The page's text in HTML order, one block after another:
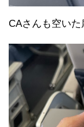
CAさんも空いた